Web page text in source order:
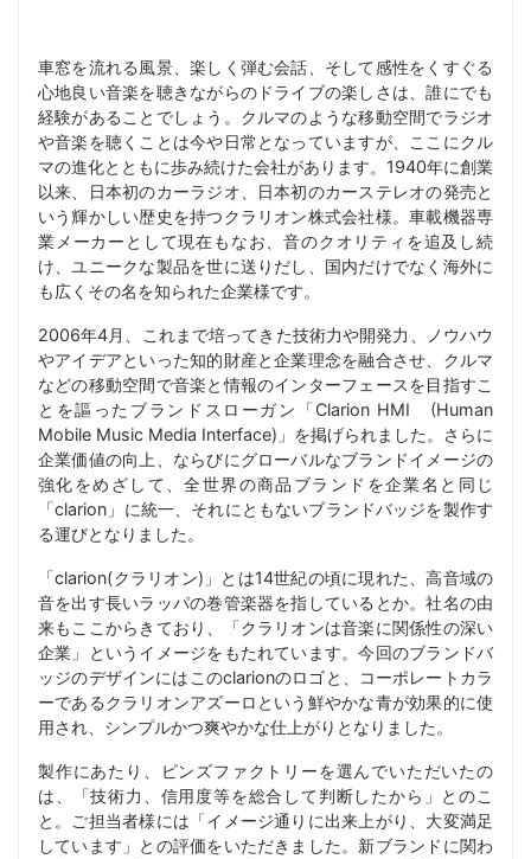
車窓を流れる風景、楽しく弾む会話、そして感性をくすぐる
心地良い音楽を聴きながらのドライブの楽しさは、誰にでも
経験があることでしょう。クルマのような移動空間でラジオ
や音楽を聴くことは今や日常となっていますが、ここにクル
マの進化とともに歩み続けた会社があります。1940年に創業
以来、日本初のカーラジオ、日本初のカーステレオの発売と
いう輝かしい歴史を持つクラリオン株式会社様。車載機器専
業メーカーとして現在もなお、音のクオリティを追及し続
け、ユニークな製品を世に送りだし、国内だけでなく海外に
も広くその名を知られた企業様です。
2006年4月、これまで培ってきた技術力や開発力、ノウハウ
やアイデアといった知的財産と企業理念を融合させ、クルマ
などの移動空間で音楽と情報のインターフェースを目指すこ
とを謳ったブランドスローガン「Clarion HMI (Human
Mobile Music Media Interface)」を掲げられました。さらに
企業価値の向上、ならびにグローバルなブランドイメージの
強化をめざして、全世界の商品ブランドを企業名と同じ
「clarion」に統一、それにともないブランドバッジを製作す
る運びとなりました。
「clarion(クラリオン)」とは14世紀の頃に現れた、高音域の
音を出す長いラッパの巻管楽器を指しているとか。社名の由
来もここからきており、「クラリオンは音楽に関係性の深い
企業」というイメージをもたれています。今回のブランドバ
ッジのデザインにはこのclarionのロゴと、コーポレートカラ
ーであるクラリオンアズーロという鮮やかな青が効果的に使
用され、シンプルかつ爽やかな仕上がりとなりました。
製作にあたり、ピンズファクトリーを選んでいただいたの
は、「技術力、信用度等を総合して判断したから」とのこ
と。ご担当者様には「イメージ通りに出来上がり、大変満足
しています」との評価をいただきました。新ブランドに関わ